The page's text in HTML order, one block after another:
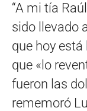
“A mi tía
sido llevado
que hoy
que «lo
fueron las
rememoró